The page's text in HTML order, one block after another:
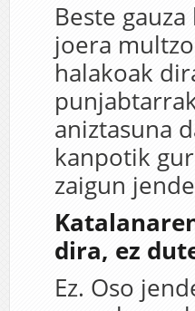
Beste
joera
halakoak
aniztasuna
kanpotik
zaigun
dira, ez
Ez. Oso